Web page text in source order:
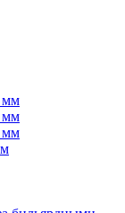
мм
мм
мм